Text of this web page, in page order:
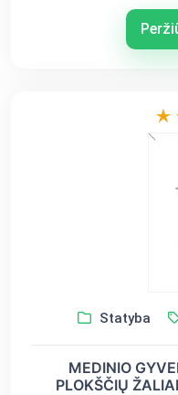
Statyba
MEDINIO
PLOKŠČIŲ